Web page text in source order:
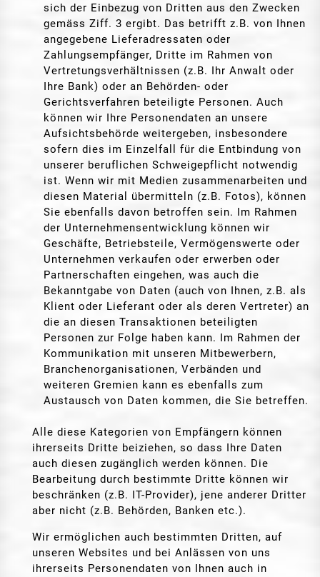
sich der Einbezug von Dritten aus den Zwecken
gemäss Ziff. 3 ergibt. Das betrifft z.B. von Ihnen
angegebene Lieferadressaten oder
Zahlungsempfänger, Dritte im Rahmen von
Vertretungsverhältnissen (z.B. Ihr Anwalt oder
Ihre Bank) oder an Behörden- oder
Gerichtsverfahren beteiligte Personen. Auch
können wir Ihre Personendaten an unsere
Aufsichtsbehörde weitergeben, insbesondere
sofern dies im Einzelfall für die Entbindung von
unserer beruflichen Schweigepflicht notwendig
ist. Wenn wir mit Medien zusammenarbeiten und
diesen Material übermitteln (z.B. Fotos), können
Sie ebenfalls davon betroffen sein. Im Rahmen
der Unternehmensentwicklung können wir
Geschäfte, Betriebsteile, Vermögenswerte oder
Unternehmen verkaufen oder erwerben oder
Partnerschaften eingehen, was auch die
Bekanntgabe von Daten (auch von Ihnen, z.B. als
Klient oder Lieferant oder als deren Vertreter) an
die an diesen Transaktionen beteiligten
Personen zur Folge haben kann. Im Rahmen der
Kommunikation mit unseren Mitbewerbern,
Branchenorganisationen, Verbänden und
weiteren Gremien kann es ebenfalls zum
Austausch von Daten kommen, die Sie betreffen.
Alle diese Kategorien von Empfängern können
ihrerseits Dritte beiziehen, so dass Ihre Daten
auch diesen zugänglich werden können. Die
Bearbeitung durch bestimmte Dritte können wir
beschränken (z.B. IT-Provider), jene anderer Dritter
aber nicht (z.B. Behörden, Banken etc.).
Wir ermöglichen auch bestimmten Dritten, auf
unseren Websites und bei Anlässen von uns
ihrerseits Personendaten von Ihnen auch in